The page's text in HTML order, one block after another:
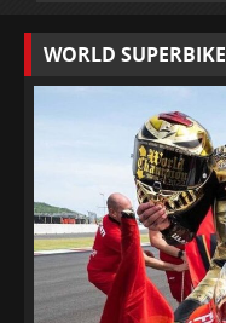
WORLD SUPERBIKE